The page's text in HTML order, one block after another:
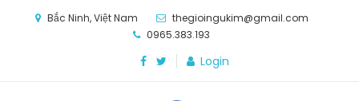
Bắc Ninh, Việt Nam
thegioingukim@gmail.com
0965.383.193
Login